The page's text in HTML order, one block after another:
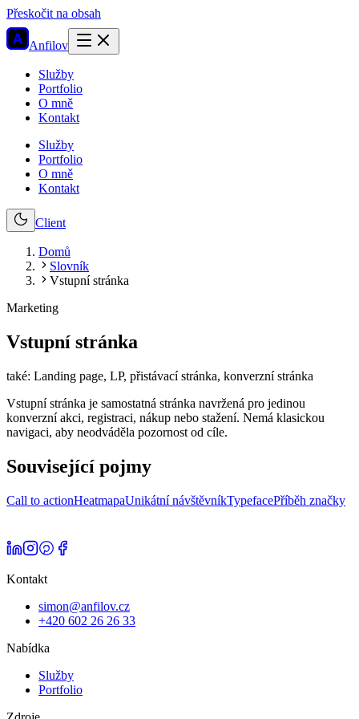
Přeskočit na obsah
Anfilov
Služby
Portfolio
O mně
Kontakt
Služby
Portfolio
O mně
Kontakt
Client
Domů
Slovník
Vstupní stránka
Marketing
Vstupní stránka
také: Landing page, LP, přistávací stránka, konverzní stránka
Vstupní stránka je samostatná stránka navržená pro jedinou
konverzní akci, registraci, nákup nebo stažení. Nemá klasickou
navigaci, aby neodváděla pozornost od cíle.
Související pojmy
Call to actionHeatmapaUnikátní návštěvníkTypefacePříběh značky
Kontakt
simon@anfilov.cz
+420 602 26 26 33
Nabídka
Služby
Portfolio